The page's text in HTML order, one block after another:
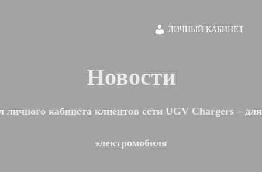
ЛИЧНЫЙ КАБИНЕТ
Новости
личного кабинета клиентов сети UGV Chargers –
электромобиля